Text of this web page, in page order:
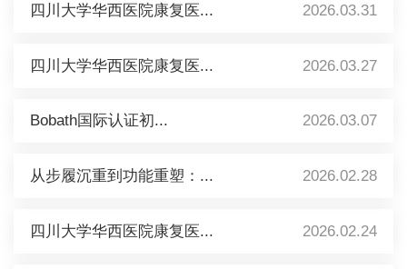
四川大学华西医院康复医... 2026.03.31
四川大学华西医院康复医... 2026.03.27
Bobath国际认证初... 2026.03.07
从步履沉重到功能重塑：... 2026.02.28
四川大学华西医院康复医... 2026.02.24